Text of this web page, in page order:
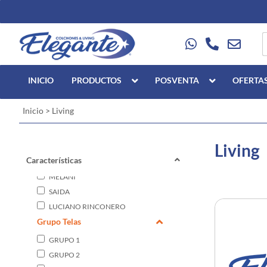
INICIO PRODUCTOS POSVENTA
Inicio > Living
Características
Grupo Telas
GRUPO 1
GRUPO 2
LORENZO
MELANI
SAIDA
LUCIANO RINCONERO
BAHIA
MÁXIMO
LUCIANO
Living